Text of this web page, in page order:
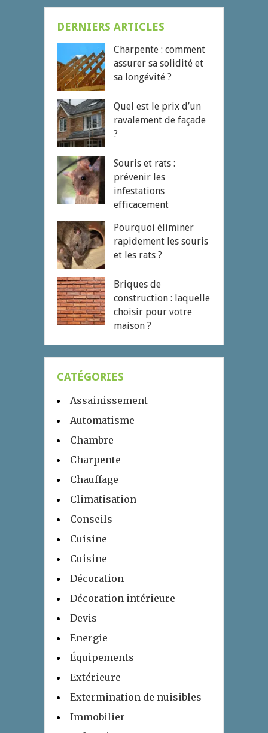
DERNIERS ARTICLES
Charpente : comment
assurer sa solidité et
sa longévité ?
Quel est le prix d’un
ravalement de façade
?
Souris et rats :
prévenir les
infestations
efficacement
Pourquoi éliminer
rapidement les souris
et les rats ?
Briques de
construction : laquelle
choisir pour votre
maison ?
CATÉGORIES
Assainissement
Automatisme
Chambre
Charpente
Chauffage
Climatisation
Conseils
Cuisine
Cuisine
Décoration
Décoration intérieure
Devis
Energie
Équipements
Extérieure
Extermination de nuisibles
Immobilier